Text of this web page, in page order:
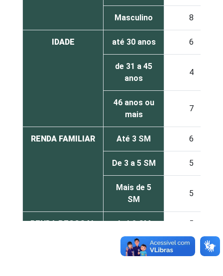
Masculino 8
IDADE até 30 anos 6
de 31 a 45
anos
4
46 anos ou
mais
7
RENDA FAMILIAR Até 3 SM 6
De 3 a 5 SM 5
Mais de 5
SM
5
RENDA PESSOAL Até 3 SM 5
De 3 a 5 SM 4
anterior